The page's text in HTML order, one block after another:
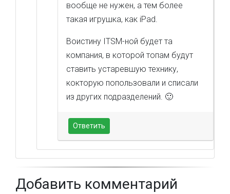
вообще не нужен, а тем более
такая игрушка, как iPad.
Воистину ITSM-ной будет та
компания, в которой топам будут
ставить устаревшую технику,
кокторую попользовали и списали
из других подразделений. 🙂
Ответить
Добавить комментарий